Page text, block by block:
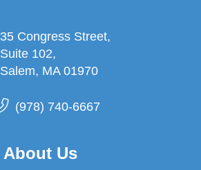
35 Congress Street,
Suite 102,
Salem, MA 01970
(978) 740-6667
About Us